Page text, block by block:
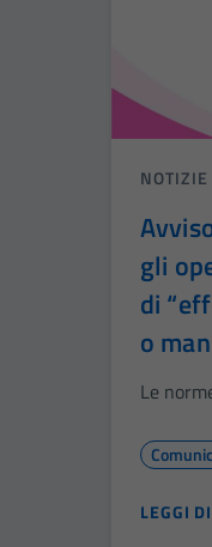
NOTIZIE
gli
di
o
Le
LEGGI